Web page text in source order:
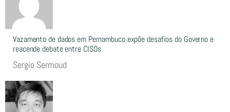
Vazamento de dados em Pernambuco expõe desafios do Governo e
reacende debate entre CISOs
Sergio Sermoud